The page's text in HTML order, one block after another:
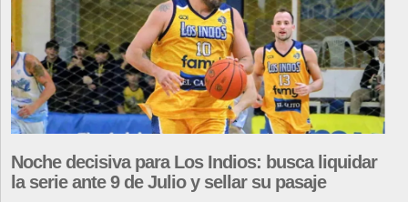
Noche decisiva para Los Indios: busca liquidar
la serie ante 9 de Julio y sellar su pasaje